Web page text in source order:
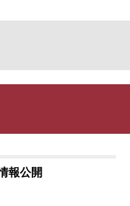
報公開